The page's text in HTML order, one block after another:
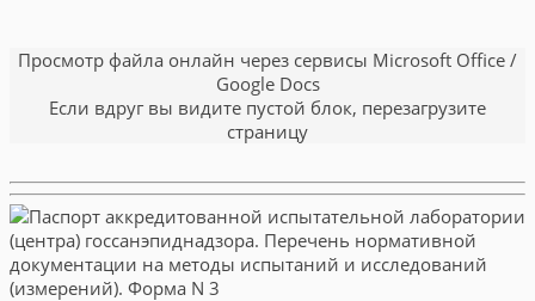
Просмотр файла онлайн через сервисы Microsoft Office /
Google Docs
Если вдруг вы видите пустой блок, перезагрузите
страницу